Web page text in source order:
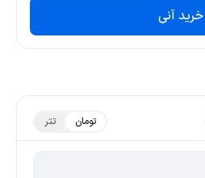
تومان تتر
خرید آنی